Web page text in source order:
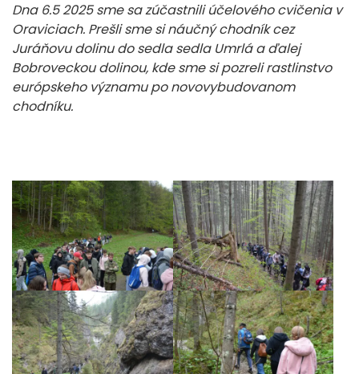
Dna 6.5 2025 sme sa zúčastnili účelového cvičenia v
Oraviciach. Prešli sme si náučný chodník cez
Juráňovu dolinu do sedla sedla Umrlá a ďalej
Bobroveckou dolinou, kde sme si pozreli rastlinstvo
európskeho významu po novovybudovanom
chodníku.